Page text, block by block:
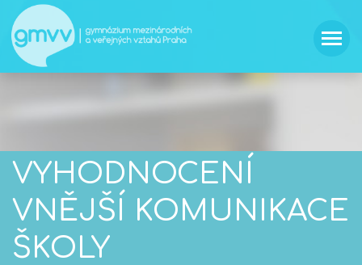
VYHODNOCENÍ
VNĚJŠÍ KOMUNIKACE
ŠKOLY